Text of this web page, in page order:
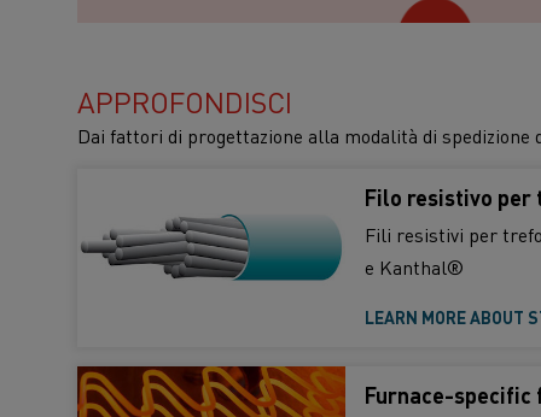
APPROFONDISCI
Dai fattori di progettazione alla modalità di
Filo resistivo
Fili resistivi per
e Kanthal®
LEARN MORE ABOUT
Furnace-specific